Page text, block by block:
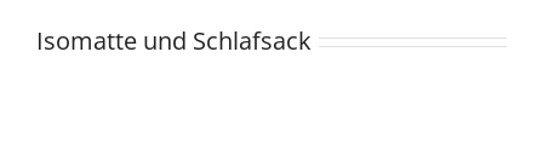
Isomatte und Schlafsack